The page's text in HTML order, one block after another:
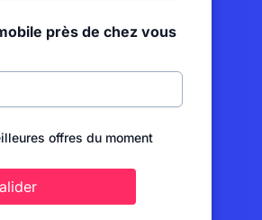
près de chez vous
offres du moment